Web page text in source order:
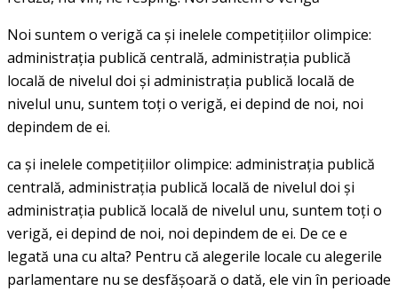
Noi suntem o verigă ca şi inelele competiţiilor olimpice:
administraţia publică centrală, administraţia publică
locală de nivelul doi şi administraţia publică locală de
nivelul unu, suntem toţi o verigă, ei depind de noi, noi
depindem de ei.
ca şi inelele competiţiilor olimpice: administraţia publică
centrală, administraţia publică locală de nivelul doi şi
administraţia publică locală de nivelul unu, suntem toţi o
verigă, ei depind de noi, noi depindem de ei. De ce e
legată una cu alta? Pentru că alegerile locale cu alegerile
parlamentare nu se desfăşoară o dată, ele vin în perioade